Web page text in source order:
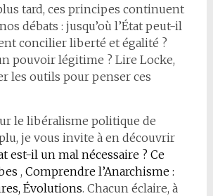
tard, ces principes continuent
débats : jusqu’où l’État peut-il
concilier liberté et égalité ?
pouvoir légitime ? Lire Locke,
les outils pour penser ces
le libéralisme politique de
je vous invite à en découvrir
est-il un mal nécessaire ? Ce
, Comprendre l’Anarchisme :
Évolutions. Chacun éclaire, à